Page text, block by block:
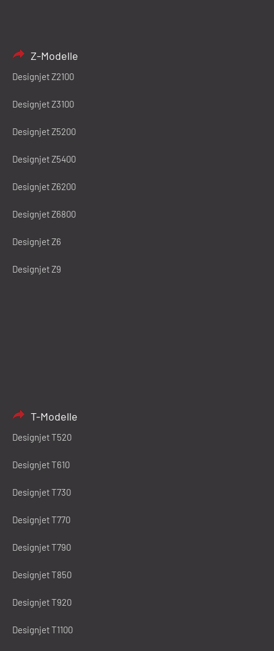
Z-Modelle
Designjet Z2100
Designjet Z3100
Designjet Z5200
Designjet Z5400
Designjet Z6200
Designjet Z6800
Designjet Z6
Designjet Z9
T-Modelle
Designjet T520
Designjet T610
Designjet T730
Designjet T770
Designjet T790
Designjet T850
Designjet T920
Designjet T1100